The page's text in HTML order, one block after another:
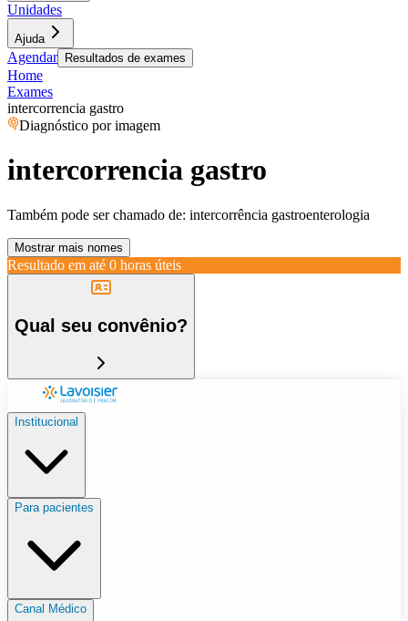
Unidades
Ajuda
Agendar Resultados de exames
Home
Exames
intercorrencia gastro
Diagnóstico por imagem
intercorrencia gastro
Também pode ser chamado de: intercorrência gastroenterologia
Mostrar mais nomes
Resultado em até 0 horas úteis
Qual seu convênio?
Institucional
Para pacientes
Canal Médico